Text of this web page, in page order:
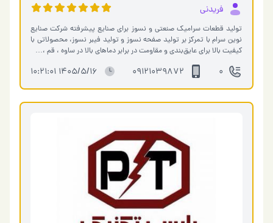
فریدنی
تولید قطعات سرامیک صنعتی و نسوز برای صنایع پیشرفته شرکت صنایع
نوین سرام با تمرکز بر تولید صفحه نسوز و تولید فیبر نسوز، محصولاتی با
کیفیت بالا برای عایق‌بندی و مقاومت در برابر دماهای بالا در ساوه ، قم ،…
0
09121039872
1405/5/16 10:21:01